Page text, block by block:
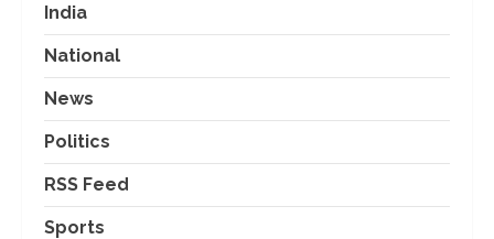
India
National
News
Politics
RSS Feed
Sports